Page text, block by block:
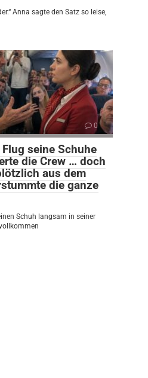
Anna sagte den Satz so leise,
0
seine Schuhe
die Crew … doch
aus dem
die ganze
Schuh langsam in seiner